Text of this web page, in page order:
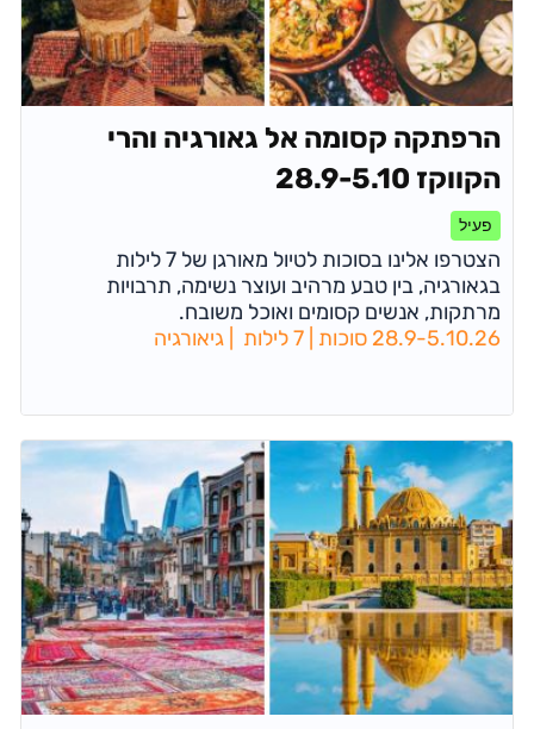
הרפתקה קסומה אל גאורגיה והרי
הקווקז 28.9-5.10
פעיל
הצטרפו אלינו בסוכות לטיול מאורגן של 7 לילות
בגאורגיה, בין טבע מרהיב ועוצר נשימה, תרבויות
מרתקות, אנשים קסומים ואוכל משובח.
28.9-5.10.26 סוכות | 7 לילות | גיאורגיה